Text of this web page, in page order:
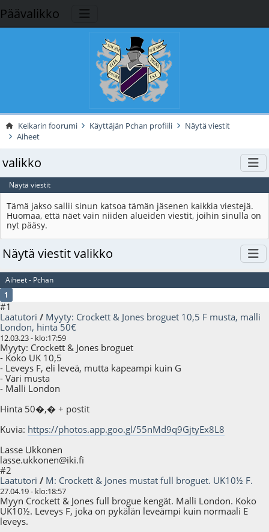
Päävalikko
Keikarin foorumi Käyttäjän Pchan profiili
Näytä viestit
Aiheet
valikko
Näytä viestit
Tämä jakso sallii sinun katsoa tämän jäsenen kaikkia viestejä.
Huomaa, että näet vain niiden alueiden viestit, joihin sinulla on
nyt pääsy.
Näytä viestit valikko
Aiheet - Pchan
1
#1
Laatutori / Myyty: Crockett & Jones broguet 10,5 F musta, malli
London, hinta 50€
12.03.23 - klo:17:59
Myyty: Crockett & Jones broguet
- Koko UK 10,5
- Leveys F, eli leveä, mutta kapeampi kuin G
- Väri musta
- Malli London
Hinta 50�,� + postit
Kuvia: https://photos.app.goo.gl/55nMd9q9GjtyEx8L8
Lasse Ukkonen
lasse.ukkonen@iki.fi
#2
Laatutori / M: Crockett & Jones mustat full broguet. UK10½ F.
27.04.19 - klo:18:57
Myyn Crockett & Jones full brogue kengät. Malli London. Koko
UK10½. Leveys F, joka on pykälän leveämpi kuin normaali E
leveys.